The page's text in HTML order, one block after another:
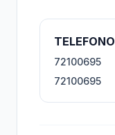
TELEFONO
72100695
72100695